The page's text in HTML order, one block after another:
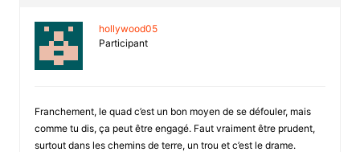
hollywood05
Participant
Franchement, le quad c’est un bon moyen de se défouler, mais
comme tu dis, ça peut être engagé. Faut vraiment être prudent,
surtout dans les chemins de terre, un trou et c’est le drame.